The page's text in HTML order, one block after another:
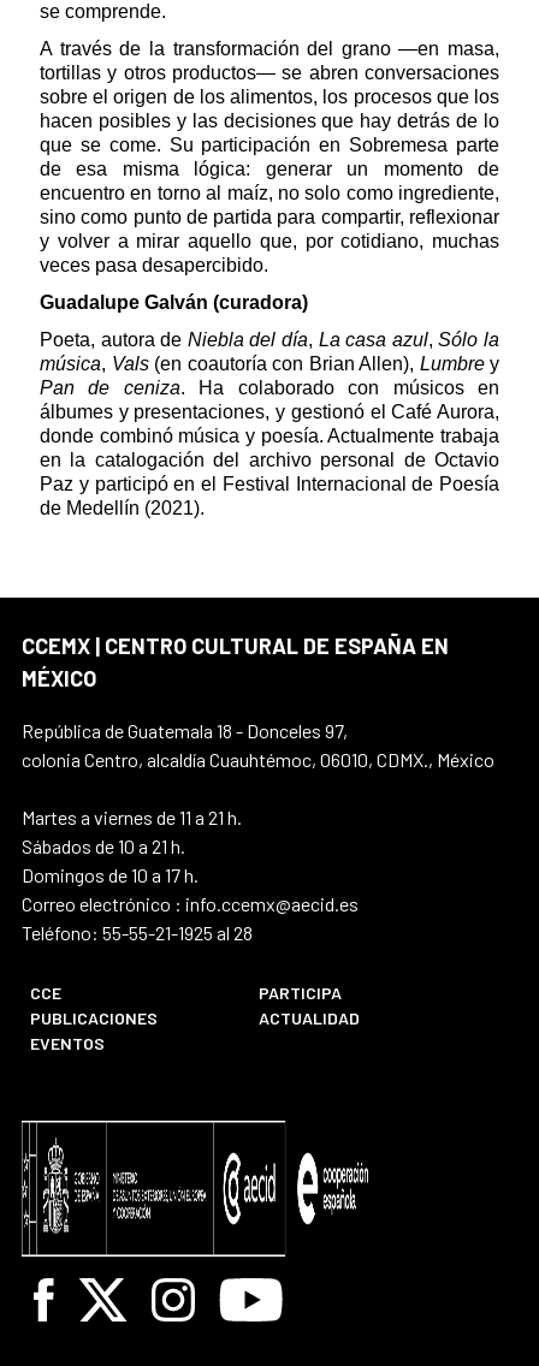
se comprende.
A través de la transformación del grano —en masa,
tortillas y otros productos— se abren conversaciones
sobre el origen de los alimentos, los procesos que los
hacen posibles y las decisiones que hay detrás de lo
que se come. Su participación en Sobremesa parte
de esa misma lógica: generar un momento de
encuentro en torno al maíz, no solo como ingrediente,
sino como punto de partida para compartir, reflexionar
y volver a mirar aquello que, por cotidiano, muchas
veces pasa desapercibido.
Guadalupe Galván (curadora)
Poeta, autora de Niebla del día, La casa azul,Sólo la
música, Vals(en coautoría con Brian Allen), Lumbrey
Pan de ceniza. Ha colaborado con músicos en
álbumes y presentaciones, y gestionó el Café Aurora,
donde combinó música y poesía. Actualmente trabaja
en la catalogación del archivo personal de Octavio
Paz y participó en el Festival Internacional de Poesía
de Medellín (2021).
CCEMX | CENTRO CULTURAL DE ESPAÑA EN
MÉXICO
República de Guatemala 18 - Donceles 97,
colonia Centro, alcaldía Cuauhtémoc, 06010, CDMX., México
Martes a viernes de 11 a 21 h.
Sábados de 10 a 21 h.
Domingos de 10 a 17 h.
Correo electrónico : info.ccemx@aecid.es
Teléfono: 55-55-21-1925 al 28
CCE
PARTICIPA
PUBLICACIONES
ACTUALIDAD
EVENTOS
Facebook
X InstagramYoutube